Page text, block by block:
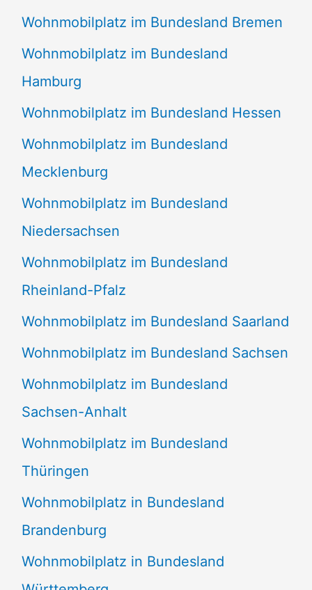
Wohnmobilplatz im Bundesland Bremen
Wohnmobilplatz im Bundesland
Hamburg
Wohnmobilplatz im Bundesland Hessen
Wohnmobilplatz im Bundesland
Mecklenburg
Wohnmobilplatz im Bundesland
Niedersachsen
Wohnmobilplatz im Bundesland
Rheinland-Pfalz
Wohnmobilplatz im Bundesland Saarland
Wohnmobilplatz im Bundesland Sachsen
Wohnmobilplatz im Bundesland
Sachsen-Anhalt
Wohnmobilplatz im Bundesland
Thüringen
Wohnmobilplatz in Bundesland
Brandenburg
Wohnmobilplatz in Bundesland